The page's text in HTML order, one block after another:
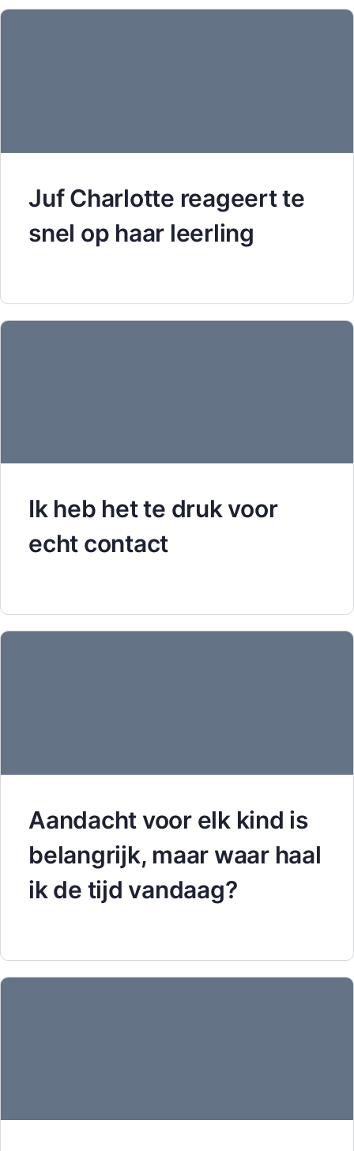
Juf Charlotte reageert te
snel op haar leerling
Ik heb het te druk voor
echt contact
Aandacht voor elk kind is
belangrijk, maar waar haal
ik de tijd vandaag?